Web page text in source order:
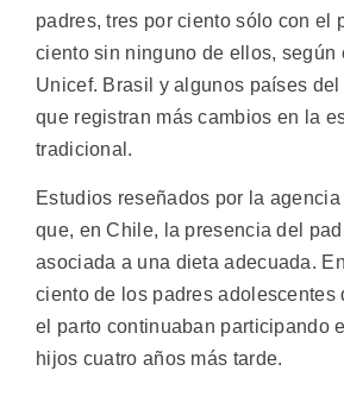
padres, tres por ciento sólo con el
ciento sin ninguno de ellos, según
Unicef. Brasil y algunos países
que registran más cambios en la
tradicional.
Estudios reseñados por la
que, en Chile, la presencia del
asociada a una dieta adecuada.
ciento de los padres adolescentes
el parto continuaban participando
hijos cuatro años más tarde.